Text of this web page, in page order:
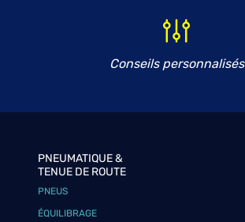
Conseils personnalisés
PNEUMATIQUE &
TENUE DE ROUTE
PNEUS
ÉQUILIBRAGE